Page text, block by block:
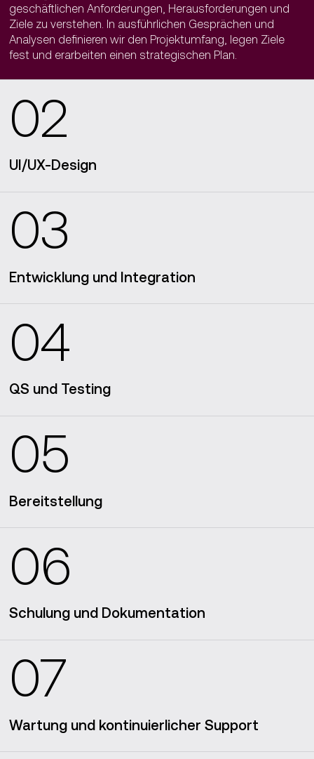
geschäftlichen Anforderungen, Herausforderungen und
Ziele zu verstehen. In ausführlichen Gesprächen und
Analysen definieren wir den Projektumfang, legen Ziele
fest und erarbeiten einen strategischen Plan.
02
UI/UX-Design
03
Entwicklung und Integration
04
QS und Testing
05
Bereitstellung
06
Schulung und Dokumentation
07
Wartung und kontinuierlicher Support